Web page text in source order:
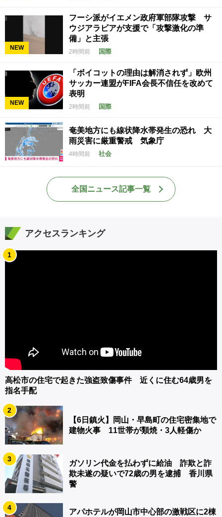
NEW
フーシ派がイエメン政府軍部隊攻撃 サ
ウジアラビアが支援で「攻撃激化の準
備」と主張
2時間前 国際
NEW
「ボイコットの理由は解消されず」欧州
サッカー連盟がFIFA会長不信任を改めて
表明
2時間前 国際
奄美地方にも線状降水帯発生の恐れ 大
雨災害に厳重警戒 気象庁
4時間前 社会
全国ニュース記事一覧
アクセスランキング
1
高松市の住宅で起きた強盗致傷事件 近くに住む64歳男を
指名手配
2
【6日鎮火】岡山・早島町の住宅密集地で
建物火事 11世帯が類焼・3人軽傷か
3
ガソリン代金を払わずに給油 詐欺と詐
欺未遂の疑いで72歳の男を逮捕 香川県
警
4
アパホテルが岡山市中心部の激戦区に2棟